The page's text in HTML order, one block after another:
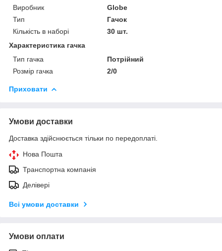
Виробник
Globe
Тип
Гачок
Кількість в наборі
30 шт.
Характеристика гачка
Тип гачка
Потрійний
Розмір гачка
2/0
Приховати
Умови доставки
Доставка здійснюється тільки по передоплаті.
Нова Пошта
Транспортна компанія
Делівері
Всі умови доставки
Умови оплати